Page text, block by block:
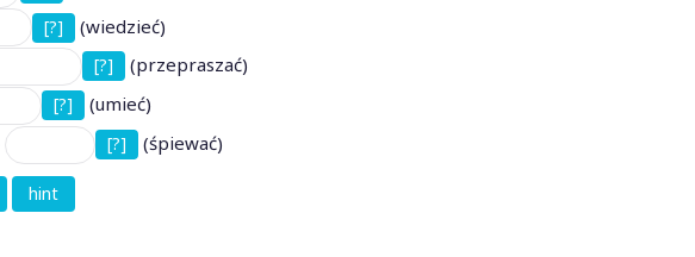
[?]
(wiedzieć)
[?]
(przepraszać)
[?]
(umieć)
[?] (śpiewać)
hint